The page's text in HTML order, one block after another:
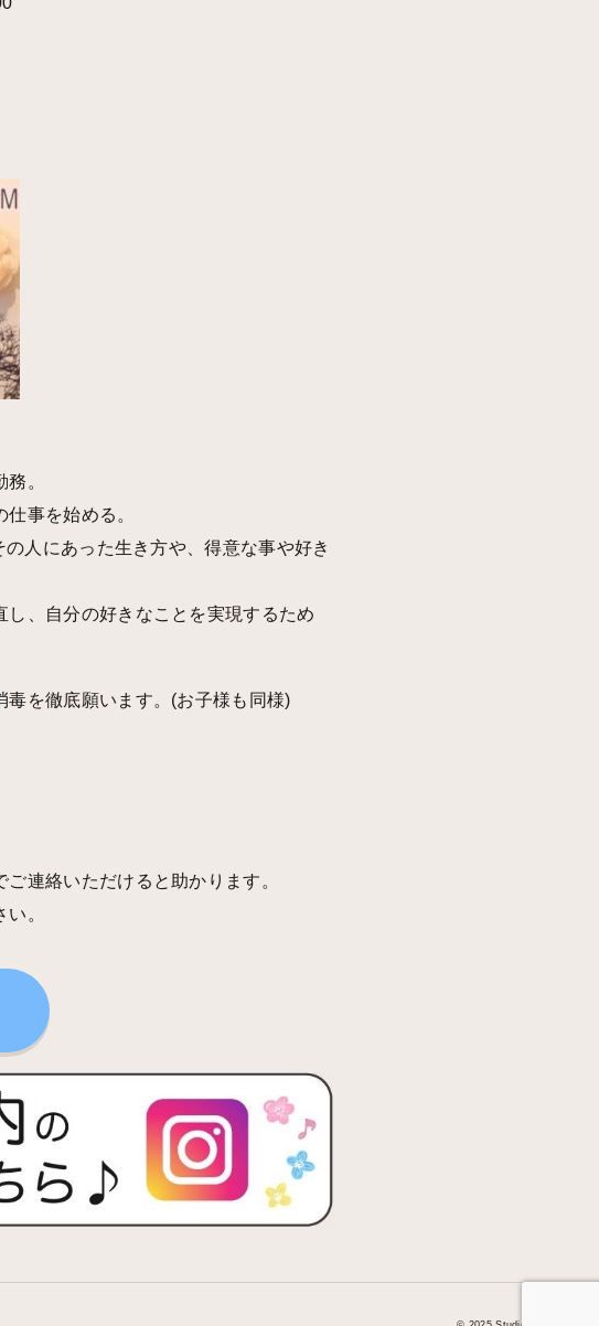
。
事を始める。
人にあった生き方や、得意な事や好き
、自分の好きなことを実現するため
毒を徹底願います。(お子様も同様)
連絡いただけると助かります。
。